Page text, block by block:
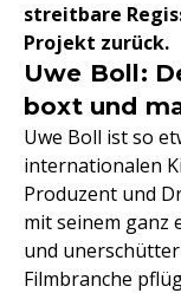
streitbare
Projekt zurück.
Uwe Boll:
boxt und
Uwe Boll ist so
internationalen
Produzent und
mit seinem ganz
und
Filmbranche